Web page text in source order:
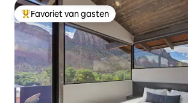
Topfavoriet van gasten
Favoriet van gasten